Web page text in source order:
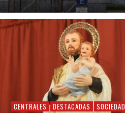
CENTRALES DESTACADAS SOCIEDAD